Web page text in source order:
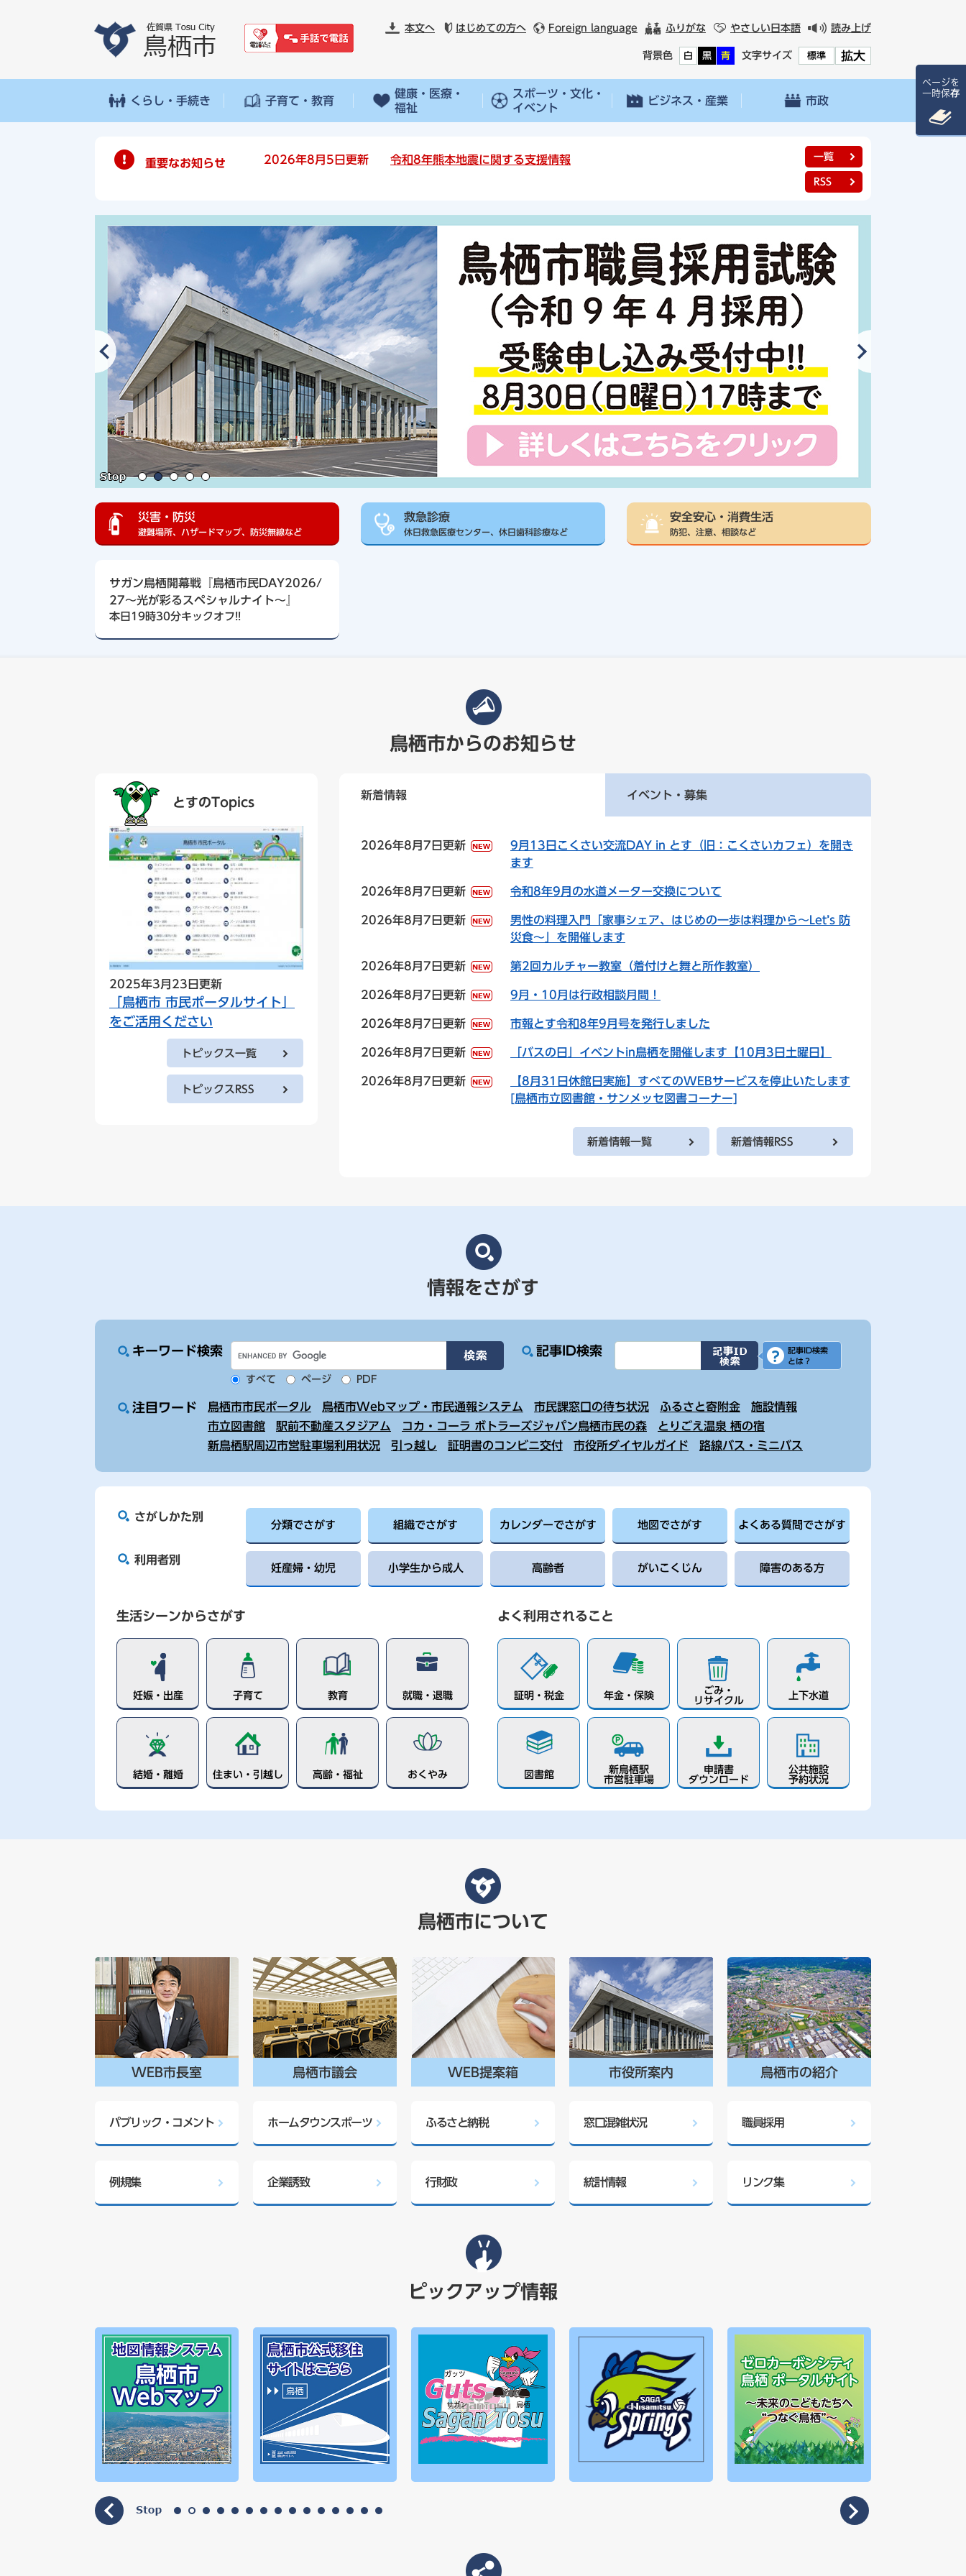
先
を
本文へ はじめての方へ Foreign language ふりがな やさしい日本語 読み上げ
背景色 白 黒 青 文字サイズ 標準 拡大
くらし・手続き 子育て・教育
健康・医療・
福祉
スポーツ・文化・
イベント
ビジネス・産業 市政
重要なお知らせ 2026年8月5日更新 令和8年熊本地震に関する支援情報 一覧
RSS
災害・防災
避難場所、ハザードマップ、防災無線など
救急診療
休日救急医療センター、休日歯科診療など
安全安心・消費生活
防犯、注意、相談など
サガン鳥栖開幕戦『鳥栖市民DAY2026/
27～光が彩るスペシャルナイト～』
本日19時30分キックオフ!!
鳥栖市からのお知らせ
とすのTopics
2025年3月23日更新
「鳥栖市 市民ポータルサイト」
をご活用ください
トピックス一覧
トピックスRSS
新着情報 イベント・募集
新
情
報
2026年8月7日更新
9月13日こくさい交流DAY in とす（旧：こくさいカフェ）を開き
ます
2026年8月7日更新 令和8年9月の水道メーター交換について
2026年8月7日更新
男性の料理入門「家事シェア、はじめの一歩は料理から～Let’s 防
災食～」を開催します
2026年8月7日更新 第2回カルチャー教室（着付けと舞と所作教室）
2026年8月7日更新 9月・10月は行政相談月間！
2026年8月7日更新 市報とす令和8年9月号を発行しました
2026年8月7日更新 「バスの日」イベントin鳥栖を開催します【10月3日土曜日】
2026年8月7日更新
【8月31日休館日実施】すべてのWEBサービスを停止いたします
[鳥栖市立図書館・サンメッセ図書コーナー]
新着情報一覧 新着情報RSS
情報をさがす
キーワード検索
o
o
g
l
カ
ス
タ
すべて ページ PDF
記事ID検索
記事ID検索
とは？
注目ワード 鳥栖市市民ポータル 鳥栖市Webマップ・市民通報システム 市民課窓口の待ち状況 ふるさと寄附金
施設情報
市立図書館
駅前不動産スタジアム コカ・コーラ ボトラーズジャパン鳥栖市民の森
とりごえ温泉 栖の宿
新鳥栖駅周辺市営駐車場利用状況
引っ越し 証明書のコンビニ交付 市役所ダイヤルガイド 路線バス・ミニバス
さがしかた別
分類でさがす 組織でさがす カレンダーでさがす 地図でさがす よくある質問でさがす
利用者別
妊産婦・幼児 小学生から成人 高齢者 がいこくじん 障害のある方
生活シーンからさがす
妊娠・出産 子育て 教育 就職・退職
結婚・離婚 住まい・引越し 高齢・福祉 おくやみ
よく利用されること
証明・税金 年金・保険
ごみ・
リサイクル
上下水道
図書館
新鳥栖駅
市営駐車場
申請書
ダウンロード
公共施設
予約状況
鳥栖市について
WEB市長室 鳥栖市議会 WEB提案箱 市役所案内 鳥栖市の紹介
パブリック・コメント ホームタウンスポーツ ふるさと納税 窓口混雑状況 職員採用
例規集 企業誘致 行財政 統計情報 リンク集
ピックアップ情報
ページを
一時保存